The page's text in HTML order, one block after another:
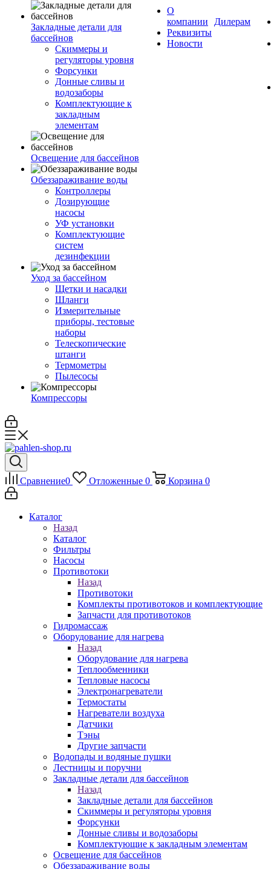
Закладные детали для
бассейнов
Скиммеры и
регуляторы уровня
Форсунки
Донные сливы и
водозаборы
Комплектующие к
закладным
элементам
Освещение для бассейнов
Обеззараживание воды
Контроллеры
Дозирующие
насосы
УФ установки
Комплектующие
систем
дезинфекции
Уход за бассейном
Щетки и насадки
Шланги
Измерительные
приборы, тестовые
наборы
Телескопические
штанги
Термометры
Пылесосы
Компрессоры
О
компании
Реквизиты
Новости
Дилерам
Сравнение0 Отложенные 0 Корзина 0
Каталог
Назад
Каталог
Фильтры
Насосы
Противотоки
Назад
Противотоки
Комплекты противотоков и комплектующие
Запчасти для противотоков
Гидромассаж
Оборудование для нагрева
Назад
Оборудование для нагрева
Теплообменники
Тепловые насосы
Электронагреватели
Термостаты
Нагреватели воздуха
Датчики
Тэны
Другие запчасти
Водопады и водяные пушки
Лестницы и поручни
Закладные детали для бассейнов
Назад
Закладные детали для бассейнов
Скиммеры и регуляторы уровня
Форсунки
Донные сливы и водозаборы
Комплектующие к закладным элементам
Освещение для бассейнов
Обеззараживание воды